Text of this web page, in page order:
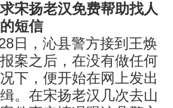
宋扬老汉免费帮助找人
短信
日，沁县警方接到王焕
案之后，在没有做任何
下，便开始在网上发出
。在宋扬老汉几次去山